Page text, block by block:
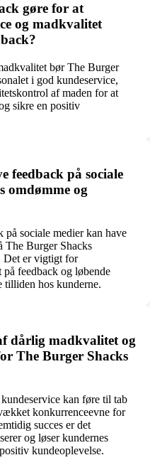
gøre for at
og madkvalitet
bør The Burger
i god kundeservice,
af maden for at
sikre en positiv
feedback på sociale
omdømme og
på sociale medier kan have
The Burger Shacks
Det er vigtigt for
feedback og løbende
tilliden hos kunderne.
dårlig madkvalitet og
The Burger Shacks
kan føre til tab
konkurrenceevne for
succes er det
og løser kundernes
kundeoplevelse.